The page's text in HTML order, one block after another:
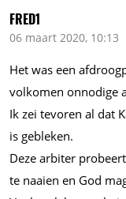
FRED1
06 maart 2020, 10:13
Het was een
volkomen onnodige
Ik zei tevoren al dat
is gebleken.
Deze arbiter
te naaien en God